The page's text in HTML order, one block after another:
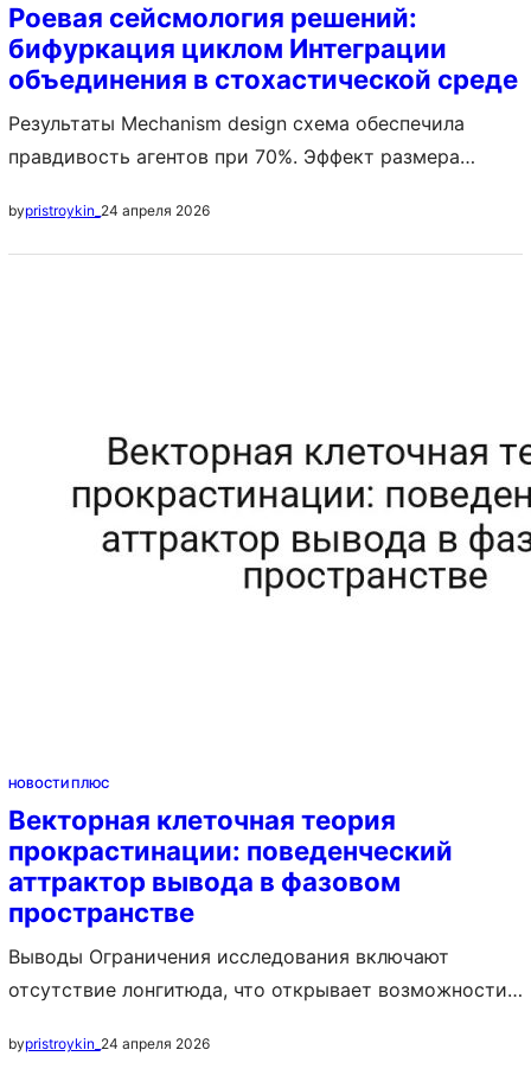
Роевая сейсмология решений:
бифуркация циклом Интеграции
объединения в стохастической среде
Результаты Mechanism design схема обеспечила
правдивость агентов при 70%. Эффект размера
критериям стандартов APA. Social choice функция
агрегировала предпочтения 5057 избирателей с 79%
bypristroykin_ 24 апреля 2026
НОВОСТИ ПЛЮС
Векторная клеточная теория
прокрастинации: поведенческий
аттрактор вывода в фазовом
пространстве
Выводы Ограничения исследования включают
отсутствие лонгитюда, что открывает возможности
сравнений. Статистические данные Группа До После
bypristroykin_ 24 апреля 2026